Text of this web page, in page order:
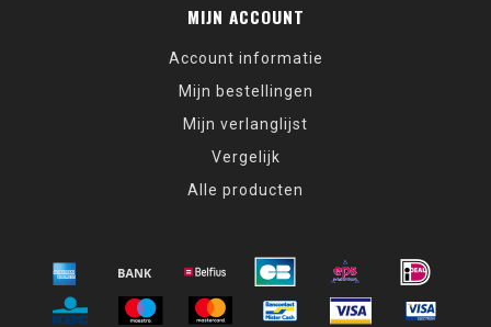
MIJN ACCOUNT
Account informatie
Mijn bestellingen
Mijn verlanglijst
Vergelijk
Alle producten